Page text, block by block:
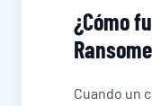
¿Cómo
Cuando un